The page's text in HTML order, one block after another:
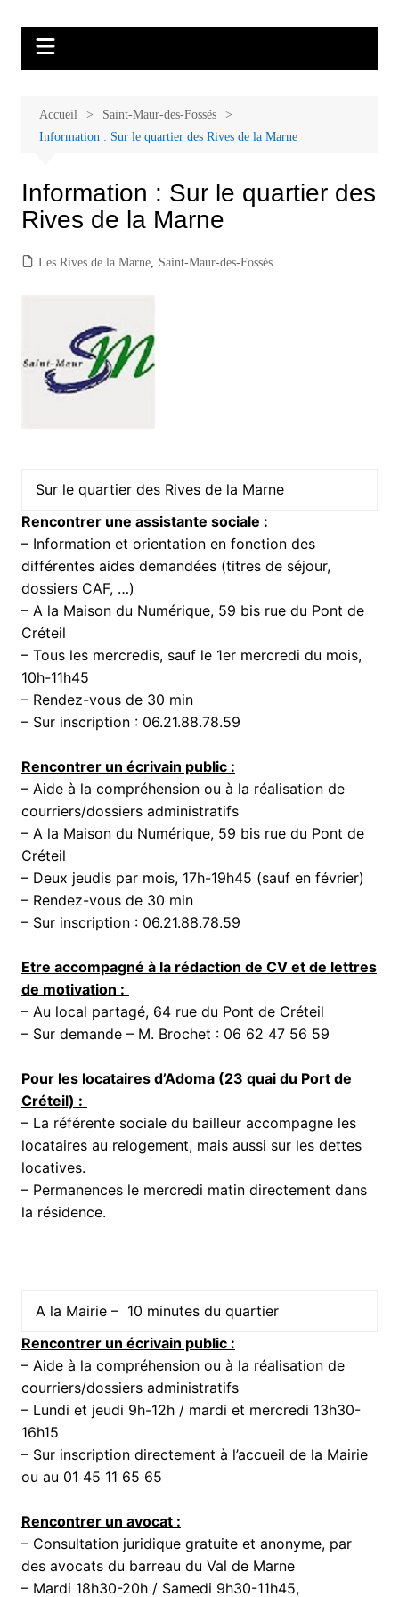
contenu
Malades et proches, Vivre avec et
après le cancer
thérapeutique, sophrologie, sport adapté, art thérapie, musico thérapie…
Accueil
Saint-Maur-des-Fossés
Information : Sur le quartier des Rives de la Marne
Information : Sur le quartier des
Rives de la Marne
Les Rives de la Marne, Saint-Maur-des-Fossés
Sur le quartier des Rives de la Marne
Rencontrer une assistante sociale :
– Information et orientation en fonction des
différentes aides demandées (titres de séjour,
dossiers CAF, …)
– A la Maison du Numérique, 59 bis rue du Pont de
Créteil
– Tous les mercredis, sauf le 1er mercredi du mois,
10h-11h45
– Rendez-vous de 30 min
– Sur inscription : 06.21.88.78.59
Rencontrer un écrivain public :
– Aide à la compréhension ou à la réalisation de
courriers/dossiers administratifs
– A la Maison du Numérique, 59 bis rue du Pont de
Créteil
– Deux jeudis par mois, 17h-19h45 (sauf en février)
– Rendez-vous de 30 min
– Sur inscription : 06.21.88.78.59
Etre accompagné à la rédaction de CV et de lettres
de motivation :
– Au local partagé, 64 rue du Pont de Créteil
– Sur demande – M. Brochet : 06 62 47 56 59
Pour les locataires d’Adoma (23 quai du Port de
Créteil) :
– La référente sociale du bailleur accompagne les
locataires au relogement, mais aussi sur les dettes
locatives.
– Permanences le mercredi matin directement dans
la résidence.
A la Mairie – 10 minutes du quartier
Rencontrer un écrivain public :
– Aide à la compréhension ou à la réalisation de
courriers/dossiers administratifs
– Lundi et jeudi 9h-12h / mardi et mercredi 13h30-
16h15
– Sur inscription directement à l’accueil de la Mairie
ou au 01 45 11 65 65
Rencontrer un avocat :
– Consultation juridique gratuite et anonyme, par
des avocats du barreau du Val de Marne
– Mardi 18h30-20h / Samedi 9h30-11h45,